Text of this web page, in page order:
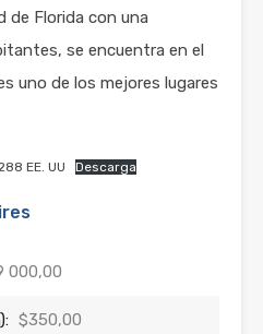
de Florida con una
se encuentra en el
uno de los mejores lugares
EE. UU Descarga
000,00
$350,00